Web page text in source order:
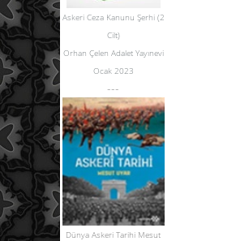
Askeri Ceza Kanunu Şerhi (2
Cilt)
Orhan Çelen Adalet Yayınevi
Ocak 2023
---
Dünya Askeri Tarihi Mesut